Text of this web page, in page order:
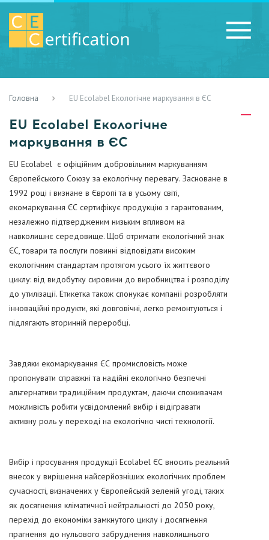
Головна EU Ecolabel Екологічне маркування в ЄС
EU Ecolabel Екологічне
маркування в ЄС
EU Ecolabel є офіційним добровільним маркуванням
Європейського Союзу за екологічну перевагу. Засноване в
1992 році і визнане в Європі та в усьому світі,
екомаркування ЄС сертифікує продукцію з гарантованим,
незалежно підтвердженим низьким впливом на
навколишнє середовище. Щоб отримати екологічний знак
ЄС, товари та послуги повинні відповідати високим
екологічним стандартам протягом усього їх життєвого
циклу: від видобутку сировини до виробництва і розподілу
до утилізації. Етикетка також спонукає компанії розробляти
інноваційні продукти, які довговічні, легко ремонтуються і
підлягають вторинній переробці.
Завдяки екомаркування ЄС промисловість може
пропонувати справжні та надійні екологічно безпечні
альтернативи традиційним продуктам, даючи споживачам
можливість робити усвідомлений вибір і відігравати
активну роль у переході на екологічно чисті технології.
Вибір і просування продукції Ecolabel ЄС вносить реальний
внесок у вирішення найсерйозніших екологічних проблем
сучасності, визначених у Європейській зеленій угоді, таких
як досягнення кліматичної нейтральності до 2050 року,
перехід до економіки замкнутого циклу і досягнення
прагнення до нульового забруднення навколишнього